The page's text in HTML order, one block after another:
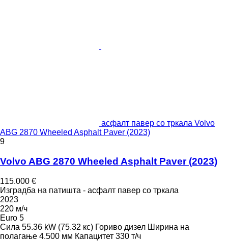
асфалт павер со тркала Volvo
ABG 2870 Wheeled Asphalt Paver (2023)
9
Volvo ABG 2870 Wheeled Asphalt Paver (2023)
115.000 €
Изградба на патишта - асфалт павер со тркала
2023
220 м/ч
Euro 5
Сила 55.36 kW (75.32 кс) Гориво дизел Ширина на
полагање 4.500 мм Капацитет 330 т/ч